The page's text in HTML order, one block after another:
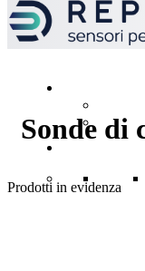
Sonde di
Prodotti in evidenza